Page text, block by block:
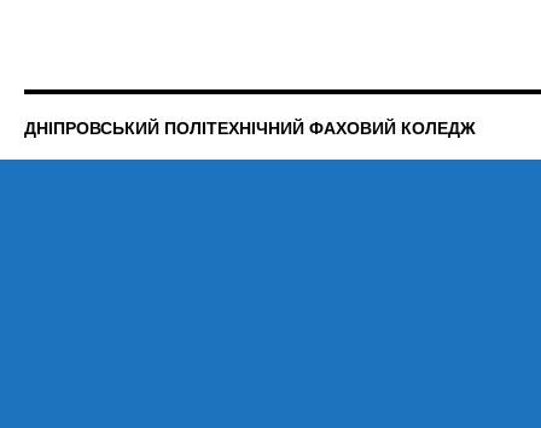
ДНІПРОВСЬКИЙ ПОЛІТЕХНІЧНИЙ ФАХОВИЙ КОЛЕДЖ